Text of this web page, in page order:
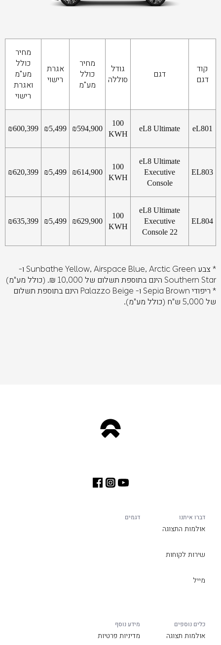
קוד
דגם
דגם
גודל
סוללה
מחיר
כולל
מע"מ
אגרת
רישוי
מחיר
כולל
מע"מ
ואגרת
רישוי
eL801
eL8 Ultimate
100
KWH
₪594,900
₪5,499
₪600,399
EL803
eL8 Ultimate
Executive
Console
100
KWH
₪614,900
₪5,499
₪620,399
EL804
eL8 Ultimate
Executive
Console 22
100
KWH
₪629,900
₪5,499
₪635,399
* צבע Sunbathe Yellow, Airspace Blue, Arctic Green ו-
Southern Star הינם בתוספת תשלום של 10,000 ₪. (כולל מע"מ)
* ריפודי Sepia Brown ו- Palazzo Beige הינם בתוספת תשלום
של 5,000 ש"ח (כולל מע"מ).
דברו איתנו
אולמות התצוגה
שירות לקוחות
מייל
דגמים
כלים נוספים
אולמות תצוגה
מידע נוסף
מדיניות פרטיות